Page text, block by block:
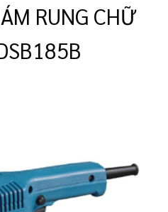
RUNG CHỮ